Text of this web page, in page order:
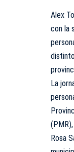
Alex
con la
La
Rosa